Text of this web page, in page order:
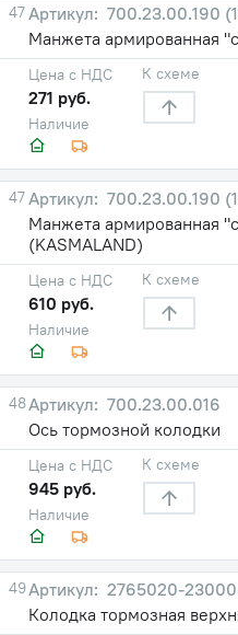
47
700.23.00.190
Манжета армированная
Наличие
Цена с НДС
271 руб.
К схеме
47
700.23.00.190
Манжета армированная
(KASMALAND)
Наличие
Цена с НДС
610 руб.
К схеме
48
700.23.00.016
Ось тормозной колодки
Наличие
Цена с НДС
945 руб.
К схеме
49
2765020-
Колодка тормозная